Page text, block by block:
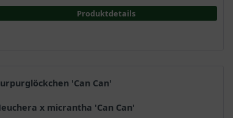
Produktdetails
Purpurglöckchen 'Can Can'
Heuchera x micrantha 'Can Can'